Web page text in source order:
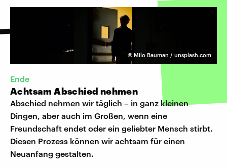
© Milo Bauman / unsplash.com
Ende
Achtsam Abschied nehmen
Abschied nehmen wir täglich – in ganz kleinen
Dingen, aber auch im Großen, wenn eine
Freundschaft endet oder ein geliebter Mensch stirbt.
Diesen Prozess können wir achtsam für einen
Neuanfang gestalten.